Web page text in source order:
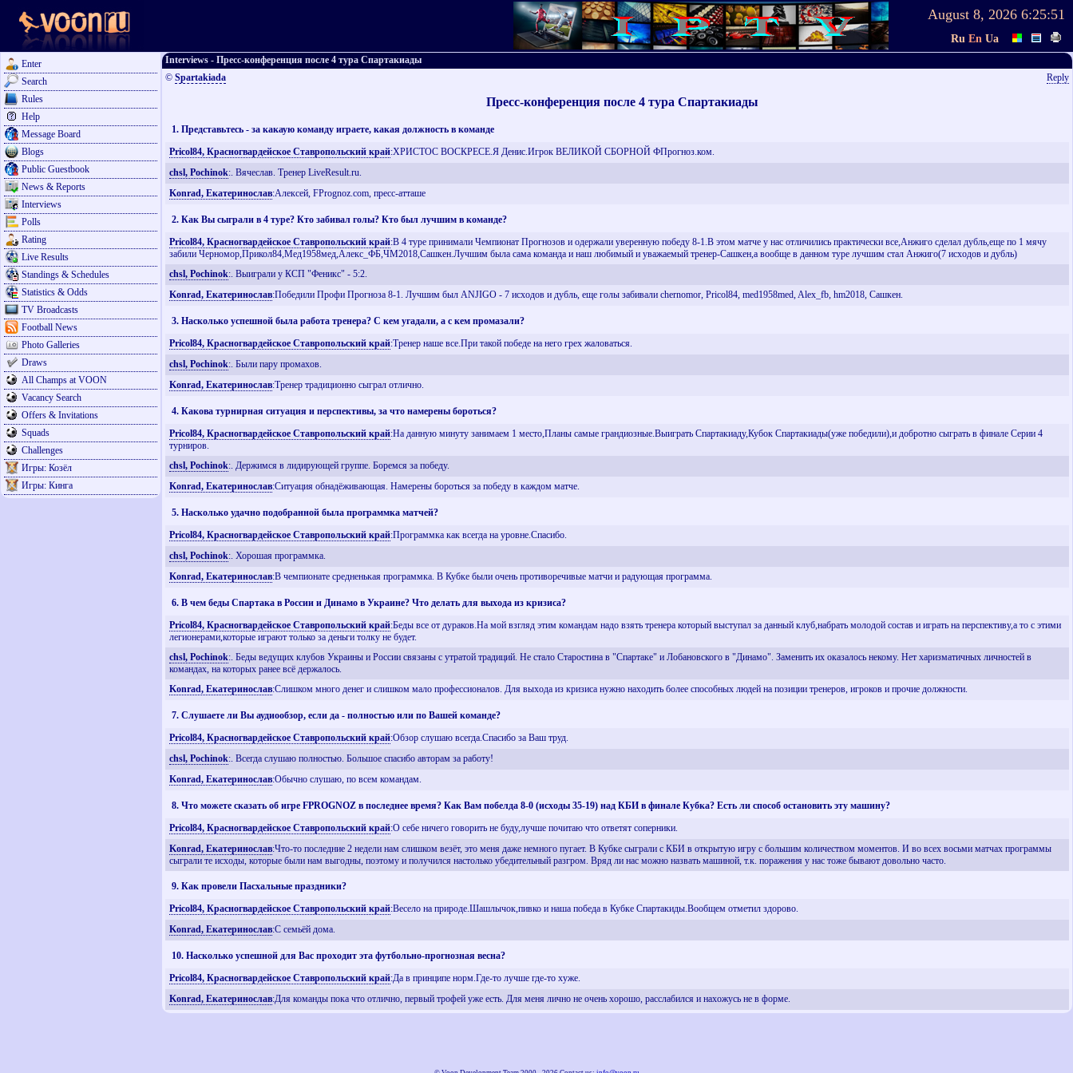
August 8, 2026 6:25:51
Ru En Ua
Enter
Search
Rules
Help
Message Board
Blogs
Public Guestbook
News & Reports
Interviews
Polls
Rating
Live Results
Standings & Schedules
Statistics & Odds
TV Broadcasts
Football News
Photo Galleries
Draws
All Champs at VOON
Vacancy Search
Offers & Invitations
Squads
Challenges
Игры: Козёл
Игры: Кинга
Interviews - Пресс-конференция после 4 тура Спартакиады
© Spartakiada Reply
Пресс-конференция после 4 тура Спартакиады
1. Представьтесь - за какаую команду играете, какая должность в команде
Pricol84, Красногвардейское Ставропольский край:ХРИСТОС ВОСКРЕСЕ.Я Денис.Игрок ВЕЛИКОЙ СБОРНОЙ ФПрогноз.ком.
chsl, Pochinok:. Вячеслав. Тренер LiveResult.ru.
Konrad, Екатеринослав:Алексей, FPrognoz.com, пресс-атташе
2. Как Вы сыграли в 4 туре? Кто забивал голы? Кто был лучшим в команде?
Pricol84, Красногвардейское Ставропольский край:В 4 туре принимали Чемпионат Прогнозов и одержали уверенную победу 8-1.В этом матче у нас отличились практически все,Анжиго сделал дубль,еще по 1 мячу
забили Черномор,Прикол84,Мед1958мед,Алекс_ФБ,ЧМ2018,Сашкен.Лучшим была сама команда и наш любимый и уважаемый тренер-Сашкен,а вообще в данном туре лучшим стал Анжиго(7 исходов и дубль)
chsl, Pochinok:. Выиграли у КСП "Феникс" - 5:2.
Konrad, Екатеринослав:Победили Профи Прогноза 8-1. Лучшим был ANJIGO - 7 исходов и дубль, еще голы забивали сhernomor, Pricol84, med1958med, Alex_fb, hm2018, Сашкен.
3. Насколько успешной была работа тренера? С кем угадали, а с кем промазали?
Pricol84, Красногвардейское Ставропольский край:Тренер наше все.При такой победе на него грех жаловаться.
chsl, Pochinok:. Были пару промахов.
Konrad, Екатеринослав:Тренер традиционно сыграл отлично.
4. Какова турнирная ситуация и перспективы, за что намерены бороться?
Pricol84, Красногвардейское Ставропольский край:На данную минуту занимаем 1 место,Планы самые грандиозные.Выиграть Спартакиаду,Кубок Спартакиады(уже победили),и добротно сыграть в финале Серии 4
турниров.
chsl, Pochinok:. Держимся в лидирующей группе. Боремся за победу.
Konrad, Екатеринослав:Ситуация обнадёживающая. Намерены бороться за победу в каждом матче.
5. Насколько удачно подобранной была программка матчей?
Pricol84, Красногвардейское Ставропольский край:Программка как всегда на уровне.Спасибо.
chsl, Pochinok:. Хорошая программка.
Konrad, Екатеринослав:В чемпионате средненькая программка. В Кубке были очень противоречивые матчи и радующая программа.
6. В чем беды Спартака в России и Динамо в Украине? Что делать для выхода из кризиса?
Pricol84, Красногвардейское Ставропольский край:Беды все от дураков.На мой взгляд этим командам надо взять тренера который выступал за данный клуб,набрать молодой состав и играть на перспективу,а то с этими
легионерами,которые играют только за деньги толку не будет.
chsl, Pochinok:. Беды ведущих клубов Украины и России связаны с утратой традиций. Не стало Старостина в "Спартаке" и Лобановского в "Динамо". Заменить их оказалось некому. Нет харизматичных личностей в
командах, на которых ранее всё держалось.
Konrad, Екатеринослав:Слишком много денег и слишком мало профессионалов. Для выхода из кризиса нужно находить более способных людей на позиции тренеров, игроков и прочие должности.
7. Слушаете ли Вы аудиообзор, если да - полностью или по Вашей команде?
Pricol84, Красногвардейское Ставропольский край:Обзор слушаю всегда.Спасибо за Ваш труд.
chsl, Pochinok:. Всегда слушаю полностью. Большое спасибо авторам за работу!
Konrad, Екатеринослав:Обычно слушаю, по всем командам.
8. Что можете сказать об игре FPROGNOZ в последнее время? Как Вам побелда 8-0 (исходы 35-19) над КБИ в финале Кубка? Есть ли способ остановить эту машину?
Pricol84, Красногвардейское Ставропольский край:О себе ничего говорить не буду,лучше почитаю что ответят соперники.
Konrad, Екатеринослав:Что-то последние 2 недели нам слишком везёт, это меня даже немного пугает. В Кубке сыграли с КБИ в открытую игру с большим количеством моментов. И во всех восьми матчах программы
сыграли те исходы, которые были нам выгодны, поэтому и получился настолько убедительный разгром. Вряд ли нас можно назвать машиной, т.к. поражения у нас тоже бывают довольно часто.
9. Как провели Пасхальные праздники?
Pricol84, Красногвардейское Ставропольский край:Весело на природе.Шашлычок,пивко и наша победа в Кубке Спартакиды.Вообщем отметил здорово.
Konrad, Екатеринослав:С семьёй дома.
10. Насколько успешной для Вас проходит эта футбольно-прогнозная весна?
Pricol84, Красногвардейское Ставропольский край:Да в принципе норм.Где-то лучше где-то хуже.
Konrad, Екатеринослав:Для команды пока что отлично, первый трофей уже есть. Для меня лично не очень хорошо, расслабился и нахожусь не в форме.